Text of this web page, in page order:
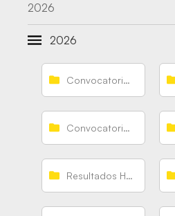
2026
2026
Convocatorias Hispanos
Convocatorias Hispanos Juveniles
Resultados Hispanos